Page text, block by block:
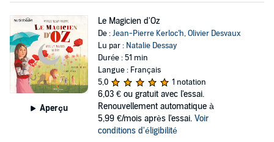
Aperçu
Le Magicien d'Oz
De :Jean-Pierre Kerloc'h,Olivier Desvaux
Lu par : Natalie Dessay
Durée : 51 min
Langue : Français
5,0
1 notation
6,03 € ou gratuit avec l'essai.
Renouvellement automatique à
5,99 €/mois après l'essai. Voir
conditions d'éligibilité